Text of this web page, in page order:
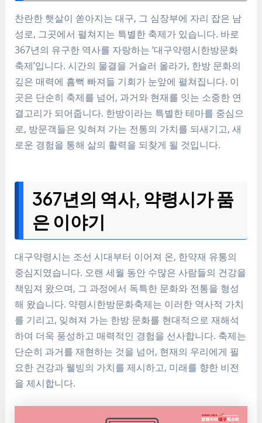
찬란한 햇살이 쏟아지는 대구, 그 심장부에 자리 잡은 남
성로, 그곳에서 펼쳐지는 특별한 축제가 있습니다. 바로
367년의 유구한 역사를 자랑하는 ‘대구약령시한방문화
축제’입니다. 시간의 물결을 거슬러 올라가, 한방 문화의
깊은 매력에 흠뻑 빠져들 기회가 눈앞에 펼쳐집니다. 이
곳은 단순히 축제를 넘어, 과거와 현재를 잇는 소중한 연
결고리가 되어줍니다. 한방이라는 특별한 테마를 중심으
로, 방문객들은 잊혀져 가는 전통의 가치를 되새기고, 새
로운 경험을 통해 삶의 활력을 되찾게 될 것입니다.
367년의 역사, 약령시가 품
은 이야기
대구약령시는 조선 시대부터 이어져 온, 한약재 유통의
중심지였습니다. 오랜 세월 동안 수많은 사람들의 건강을
책임져 왔으며, 그 과정에서 독특한 문화와 전통을 형성
해 왔습니다. 약령시한방문화축제는 이러한 역사적 가치
를 기리고, 잊혀져 가는 한방 문화를 현대적으로 재해석
하여 더욱 풍성하고 매력적인 경험을 선사합니다. 축제는
단순히 과거를 재현하는 것을 넘어, 현재의 우리에게 필
요한 건강과 웰빙의 가치를 제시하고, 미래를 향한 비전
을 제시합니다.